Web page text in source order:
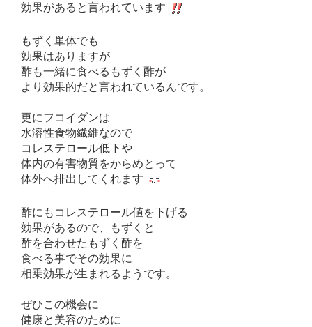
効果があると言われています
もずく単体でも
効果はありますが
酢も一緒に食べるもずく酢が
より効果的だと言われているんです。
更にフコイダンは
水溶性食物繊維なので
コレステロール低下や
体内の有害物質をからめとって
体外へ排出してくれます
酢にもコレステロール値を下げる
効果があるので、もずくと
酢を合わせたもずく酢を
食べる事でその効果に
相乗効果が生まれるようです。
ぜひこの機会に
健康と美容のために